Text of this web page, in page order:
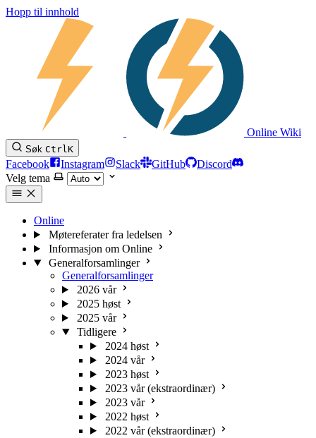
Hopp til innhold
Online Wiki
Søk CtrlK
Facebook Instagram Slack GitHub
Discord
Velg tema
Online
Møtereferater fra ledelsen
Informasjon om Online
Generalforsamlinger
Generalforsamlinger
2026 vår
2025 høst
2025 vår
Tidligere
2024 høst
2024 vår
2023 høst
2023 vår (ekstraordinær)
2023 vår
2022 høst
2022 vår (ekstraordinær)